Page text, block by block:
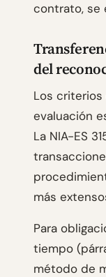
contrato, se
del
Los criterios
evaluación
La NIA-ES
más
Para
tiempo
método de